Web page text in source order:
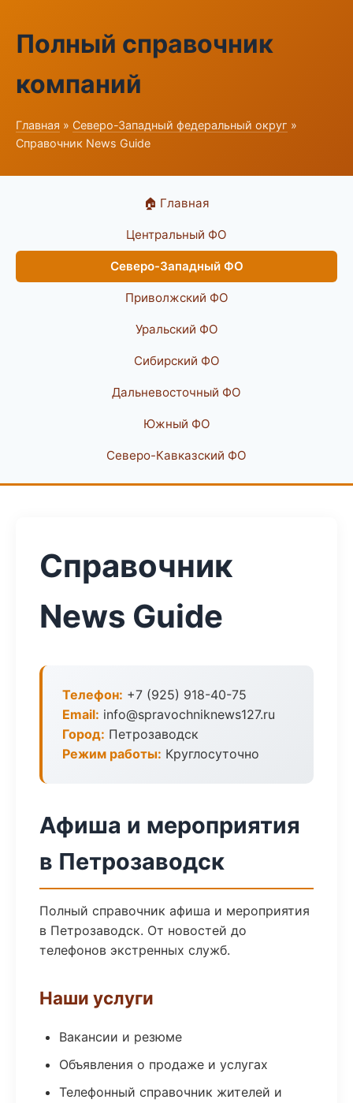
Полный справочник
компаний
Главная » Северо-Западный федеральный округ »
Справочник News Guide
🏠 Главная
Центральный ФО
Северо-Западный ФО
Приволжский ФО
Уральский ФО
Сибирский ФО
Дальневосточный ФО
Южный ФО
Северо-Кавказский ФО
Справочник
News Guide
Телефон: +7 (925) 918-40-75
Email: info@spravochniknews127.ru
Город: Петрозаводск
Режим работы: Круглосуточно
Афиша и мероприятия
в Петрозаводск
Полный справочник афиша и мероприятия
в Петрозаводск. От новостей до
телефонов экстренных служб.
Наши услуги
Вакансии и резюме
Объявления о продаже и услугах
Телефонный справочник жителей и